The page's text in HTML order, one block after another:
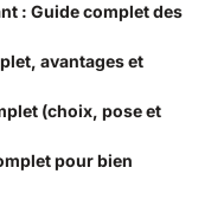
: Guide complet des
avantages et
(choix, pose et
pour bien